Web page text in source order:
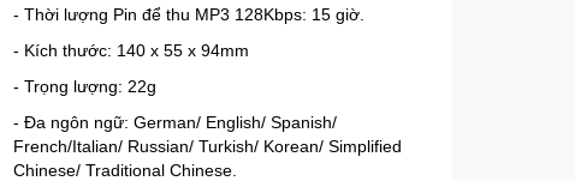
- Thời lượng Pin để thu MP3 128Kbps: 15 giờ.
- Kích thước: 140 x 55 x 94mm
- Trọng lượng: 22g
- Đa ngôn ngữ: German/ English/ Spanish/
French/Italian/ Russian/ Turkish/ Korean/ Simplified
Chinese/ Traditional Chinese.